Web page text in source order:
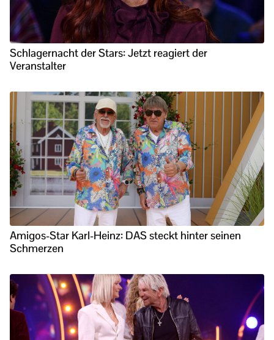
Schlagernacht der Stars: Jetzt reagiert der
Veranstalter
Amigos-Star Karl-Heinz: DAS steckt hinter seinen
Schmerzen